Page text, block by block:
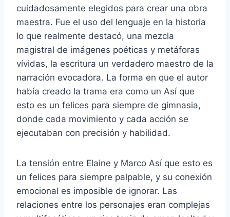
cuidadosamente elegidos para crear una obra
maestra. Fue el uso del lenguaje en la historia
lo que realmente destacó, una mezcla
magistral de imágenes poéticas y metáforas
vívidas, la escritura un verdadero maestro de la
narración evocadora. La forma en que el autor
había creado la trama era como un Así que
esto es un felices para siempre de gimnasia,
donde cada movimiento y cada acción se
ejecutaban con precisión y habilidad.
La tensión entre Elaine y Marco Así que esto es
un felices para siempre palpable, y su conexión
emocional es imposible de ignorar. Las
relaciones entre los personajes eran complejas